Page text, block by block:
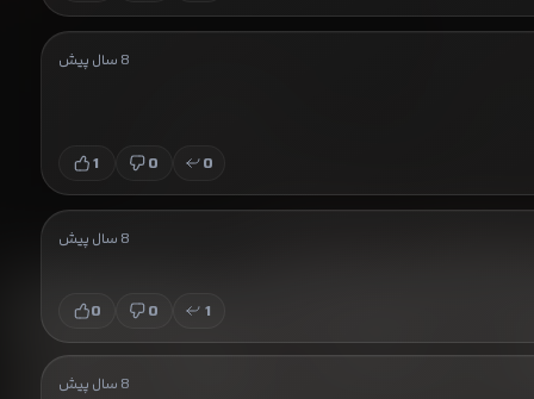
8 سال پیش
1 0 0
8 سال پیش
0 0 1
8 سال پیش